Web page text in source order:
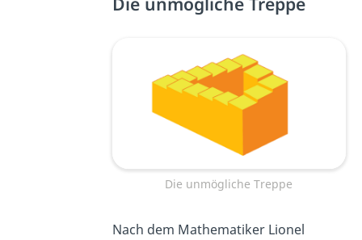
Die unmögliche Treppe
Nach dem Mathematiker Lionel